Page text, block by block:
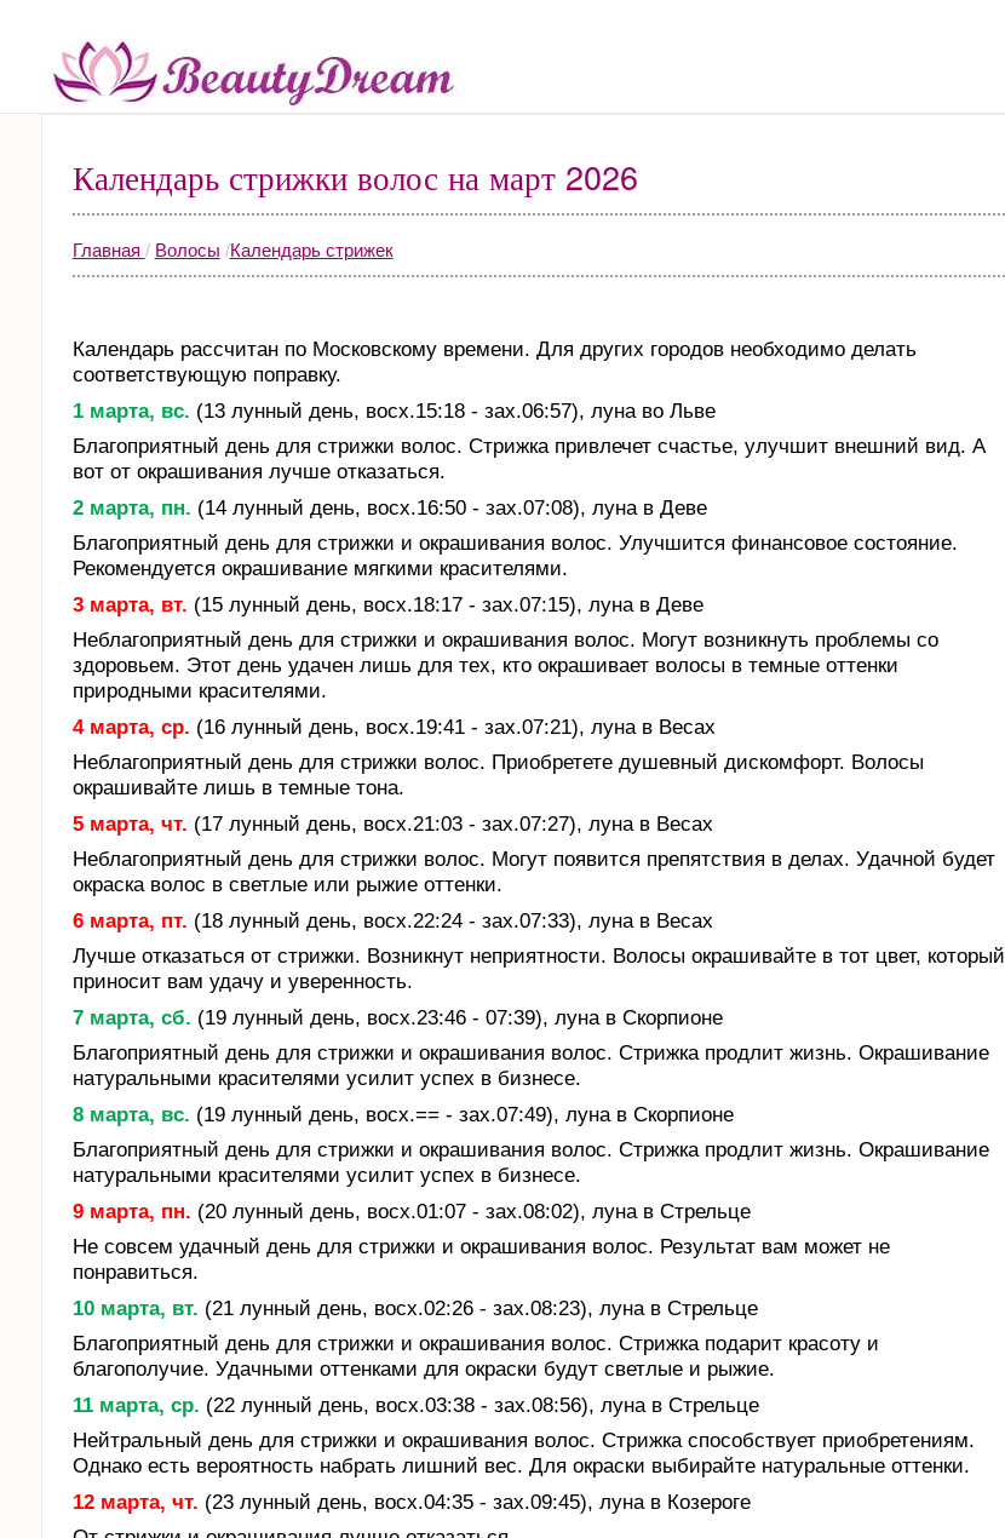
Календарь стрижки волос на март 2026
Главная / Волосы /Календарь стрижек
Календарь рассчитан по Московскому времени. Для других городов необходимо делать
соответствующую поправку.
1 марта, вс. (13 лунный день, восх.15:18 - зах.06:57), луна во Льве
Благоприятный день для стрижки волос. Стрижка привлечет счастье, улучшит внешний вид. А
вот от окрашивания лучше отказаться.
2 марта, пн. (14 лунный день, восх.16:50 - зах.07:08), луна в Деве
Благоприятный день для стрижки и окрашивания волос. Улучшится финансовое состояние.
Рекомендуется окрашивание мягкими красителями.
3 марта, вт. (15 лунный день, восх.18:17 - зах.07:15), луна в Деве
Неблагоприятный день для стрижки и окрашивания волос. Могут возникнуть проблемы со
здоровьем. Этот день удачен лишь для тех, кто окрашивает волосы в темные оттенки
природными красителями.
4 марта, ср. (16 лунный день, восх.19:41 - зах.07:21), луна в Весах
Неблагоприятный день для стрижки волос. Приобретете душевный дискомфорт. Волосы
окрашивайте лишь в темные тона.
5 марта, чт. (17 лунный день, восх.21:03 - зах.07:27), луна в Весах
Неблагоприятный день для стрижки волос. Могут появится препятствия в делах. Удачной будет
окраска волос в светлые или рыжие оттенки.
6 марта, пт. (18 лунный день, восх.22:24 - зах.07:33), луна в Весах
Лучше отказаться от стрижки. Возникнут неприятности. Волосы окрашивайте в тот цвет, который
приносит вам удачу и уверенность.
7 марта, сб. (19 лунный день, восх.23:46 - 07:39), луна в Скорпионе
Благоприятный день для стрижки и окрашивания волос. Стрижка продлит жизнь. Окрашивание
натуральными красителями усилит успех в бизнесе.
8 марта, вс. (19 лунный день, восх.== - зах.07:49), луна в Скорпионе
Благоприятный день для стрижки и окрашивания волос. Стрижка продлит жизнь. Окрашивание
натуральными красителями усилит успех в бизнесе.
9 марта, пн. (20 лунный день, восх.01:07 - зах.08:02), луна в Стрельце
Не совсем удачный день для стрижки и окрашивания волос. Результат вам может не
понравиться.
10 марта, вт. (21 лунный день, восх.02:26 - зах.08:23), луна в Стрельце
Благоприятный день для стрижки и окрашивания волос. Стрижка подарит красоту и
благополучие. Удачными оттенками для окраски будут светлые и рыжие.
11 марта, ср. (22 лунный день, восх.03:38 - зах.08:56), луна в Стрельце
Нейтральный день для стрижки и окрашивания волос. Стрижка способствует приобретениям.
Однако есть вероятность набрать лишний вес. Для окраски выбирайте натуральные оттенки.
12 марта, чт. (23 лунный день, восх.04:35 - зах.09:45), луна в Козероге